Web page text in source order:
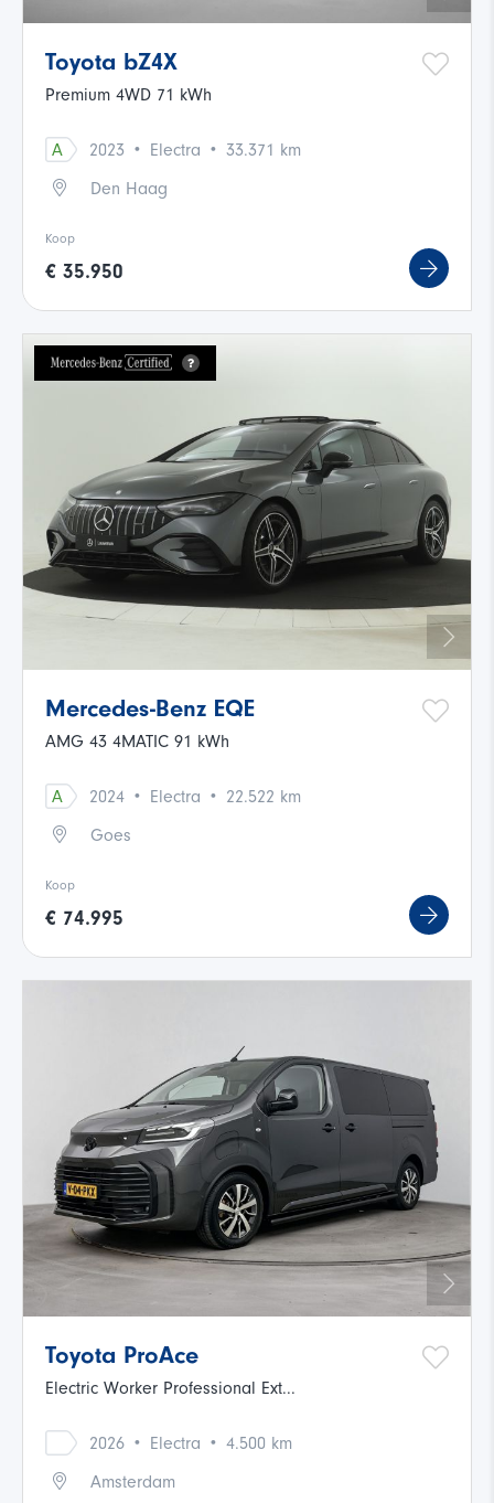
Toyota bZ4X
Premium 4WD 71 kWh
A 2023 · Electra · 33.371 km
Den Haag
Koop
€ 35.950
Mercedes-Benz EQE
AMG 43 4MATIC 91 kWh
A 2024 · Electra · 22.522 km
Goes
Koop
€ 74.995
Toyota ProAce
Electric Worker Professional Ext...
2026 · Electra · 4.500 km
Amsterdam